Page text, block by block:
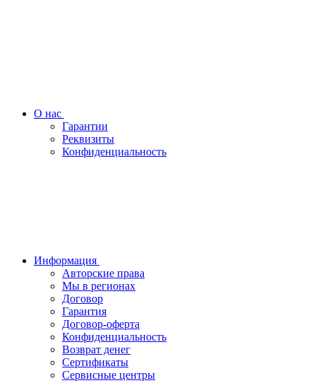
О нас
Гарантии
Реквизиты
Конфиденциальность
Информация
Авторские права
Мы в регионах
Договор
Гарантия
Договор-оферта
Конфиденциальность
Возврат денег
Сертификаты
Сервисные центры